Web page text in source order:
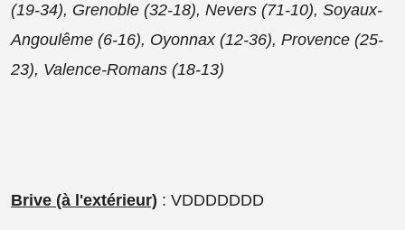
(19-34), Grenoble (32-18), Nevers (71-10), Soyaux-
Angoulême (6-16), Oyonnax (12-36), Provence (25-
23), Valence-Romans (18-13)
Brive (à l'extérieur) : VDDDDDDD